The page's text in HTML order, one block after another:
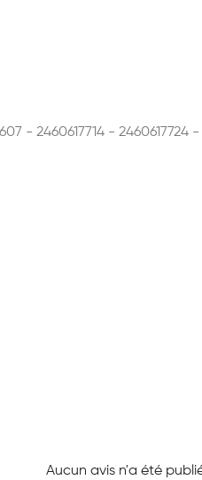
- 2460617714 - 2460617724
Aucun avis n'a été